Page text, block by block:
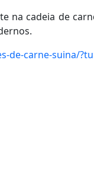
na cadeia de
de-carne-suina/